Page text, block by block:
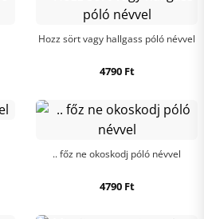
Hozz sört vagy hallgass póló névvel
4790 Ft
.. főz ne okoskodj póló névvel
4790 Ft